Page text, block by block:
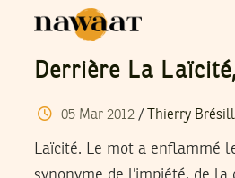
Derrière La
05 Mar 2012/ Thierry
Laïcité. Le mot a enflammé